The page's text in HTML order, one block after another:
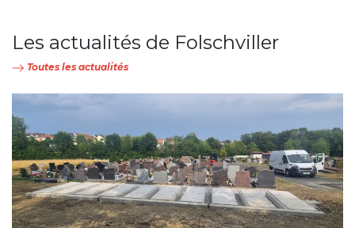
Les actualités de Folschviller
Toutes les actualités